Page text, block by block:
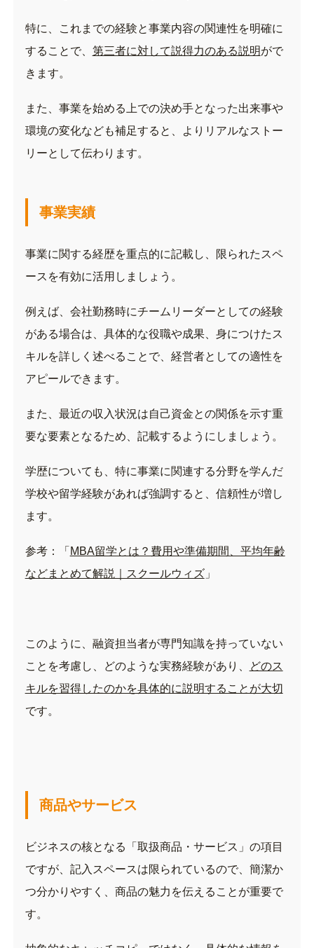
特に、これまでの経験と事業内容の関連性を明確に
することで、 第三者に対して説得力のある説明がで
きます。
また、事業を始める上での決め手となった出来事や
環境の変化なども補足すると、よりリアルなストー
リーとして伝わります。
事業実績
事業に関する経歴を重点的に記載し、限られたスペ
ースを有効に活用しましょう。
例えば、会社勤務時にチームリーダーとしての経験
がある場合は、具体的な役職や成果、身につけたス
キルを詳しく述べることで、経営者としての適性を
アピールできます。
また、最近の収入状況は自己資金との関係を示す重
要な要素となるため、記載するようにしましょう。
学歴についても、特に事業に関連する分野を学んだ
学校や留学経験があれば強調すると、信頼性が増し
ます。
参考：「 MBA留学とは？費用や準備期間、平均年齢
などまとめて解説｜スクールウィズ」
このように、融資担当者が専門知識を持っていない
ことを考慮し、どのような実務経験があり、
どのス
キルを習得したのかを具体的に説明することが大切
です。
商品やサービス
ビジネスの核となる「取扱商品・サービス」の項目
ですが、記入スペースは限られているので、簡潔か
つ分かりやすく、商品の魅力を伝えることが重要で
す。